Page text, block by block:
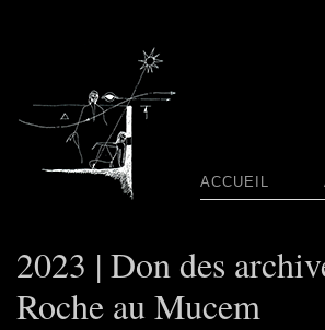
ACCUEIL
2023 | Don des
Roche au Mucem